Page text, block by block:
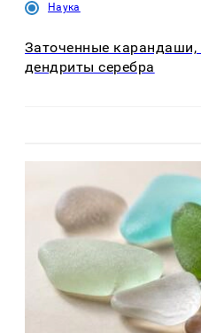
Наука
Заточенные
дендриты серебра